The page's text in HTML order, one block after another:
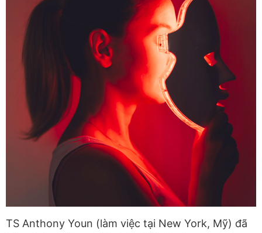
TS Anthony Youn (làm việc tại New York, Mỹ) đã